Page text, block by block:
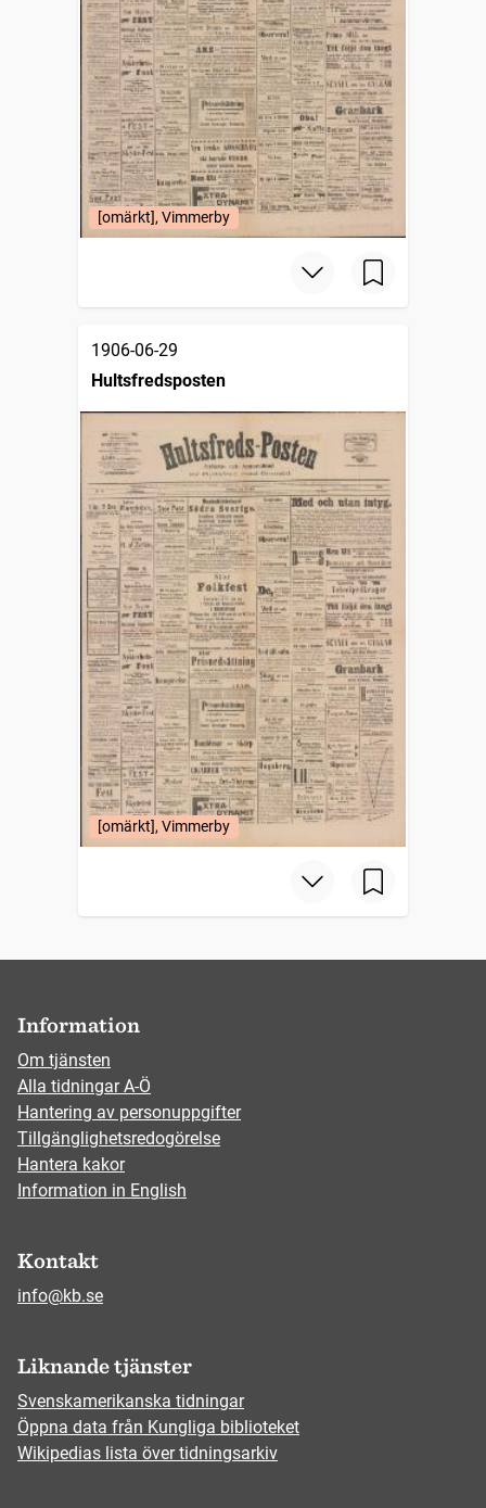
[omärkt], Vimmerby
1906-06-29
Hultsfredsposten
[omärkt], Vimmerby
Information
Om tjänsten
Alla tidningar A-Ö
Hantering av personuppgifter
Tillgänglighetsredogörelse
Hantera kakor
Information in English
Kontakt
info@kb.se
Liknande tjänster
Svenskamerikanska tidningar
Öppna data från Kungliga biblioteket
Wikipedias lista över tidningsarkiv